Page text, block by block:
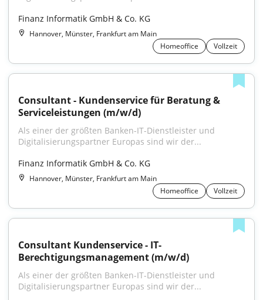
Finanz Informatik GmbH & Co. KG
Hannover, Münster, Frankfurt am Main
Homeoffice
Vollzeit
Consultant - Kundenservice für Beratung &
Serviceleistungen (m/w/d)
Als einer der größten Banken-IT-Dienstleister und
Digitalisierungspartner Europas sind wir der...
Finanz Informatik GmbH & Co. KG
Hannover, Münster, Frankfurt am Main
Homeoffice
Vollzeit
Consultant Kundenservice - IT-
Berechtigungsmanagement (m/w/d)
Als einer der größten Banken-IT-Dienstleister und
Digitalisierungspartner Europas sind wir der...